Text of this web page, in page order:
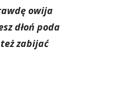
owija
dłoń poda
zabijać